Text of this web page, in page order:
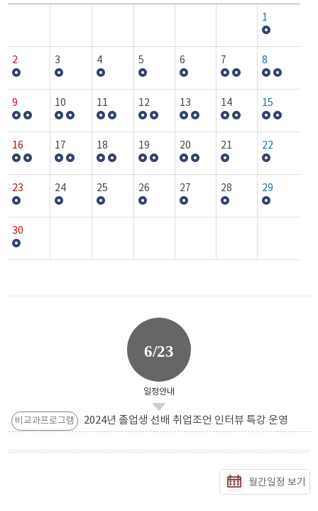
1
2 3 4 5 6 7 8
9 10 11 12 13 14 15
16 17 18 19 20 21 22
23 24 25 26 27 28 29
30
6/23
일정안내
비교과프로그램 2024년 졸업생 선배 취업조언 인터뷰 특강 운영
월간일정 보기